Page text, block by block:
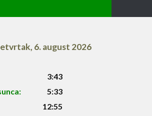
6. august 2026
3:43
5:33
12:55